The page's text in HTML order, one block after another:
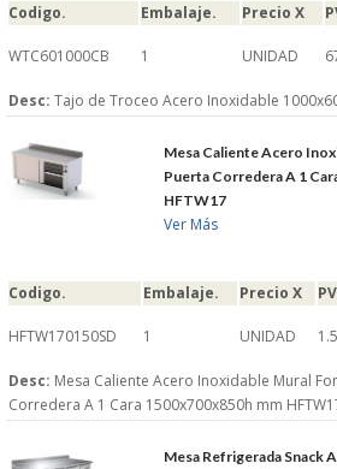
Codigo. Embalaje. Precio X
WTC601000CB 1 UNIDAD
Desc: Tajo de Troceo Acero Inoxidable
Mesa Caliente Acero
Puerta Corredera A 1
HFTW17
Ver Más
Codigo. Embalaje. Precio X
HFTW170150SD 1 UNIDAD
Desc: Mesa Caliente Acero Inoxidable Mural
Corredera A 1 Cara 1500x700x850h mm
Mesa Refrigerada Snack